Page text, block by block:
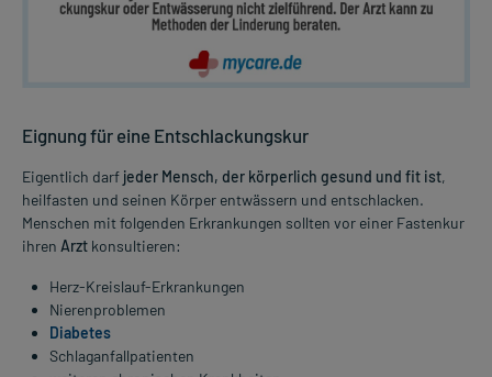
Eignung für eine Entschlackungskur
Eigentlich darf jeder Mensch, der körperlich gesund und fit ist,
heilfasten und seinen Körper entwässern und entschlacken.
Menschen mit folgenden Erkrankungen sollten vor einer Fastenkur
ihren Arzt konsultieren:
Herz-Kreislauf-Erkrankungen
Nierenproblemen
Diabetes
Schlaganfallpatienten